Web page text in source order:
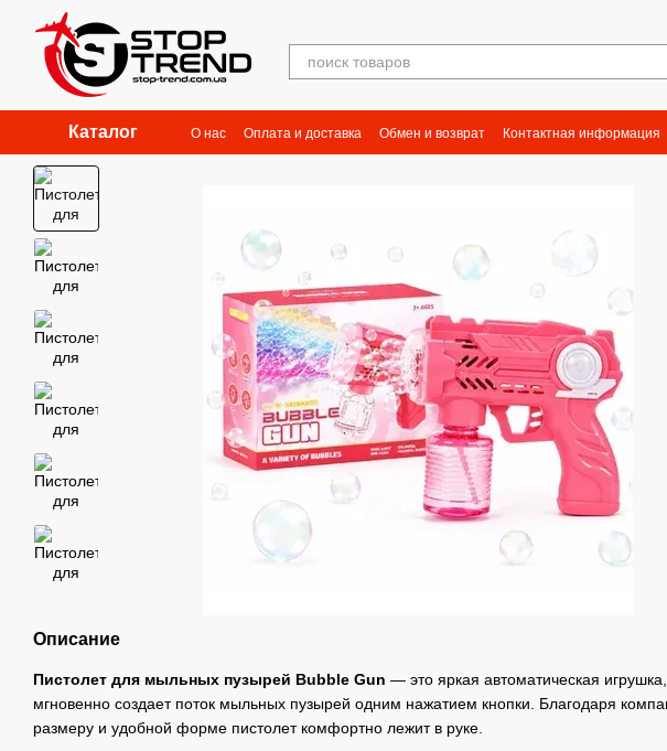
Перейти к основному контенту
Каталог О нас Оплата и доставка Обмен и возврат Контактная информация
Описание
Пистолет для мыльных пузырей Bubble Gun — это яркая автоматическая
мгновенно создает поток мыльных пузырей одним нажатием кнопки. Благодаря
размеру и удобной форме пистолет комфортно лежит в руке.